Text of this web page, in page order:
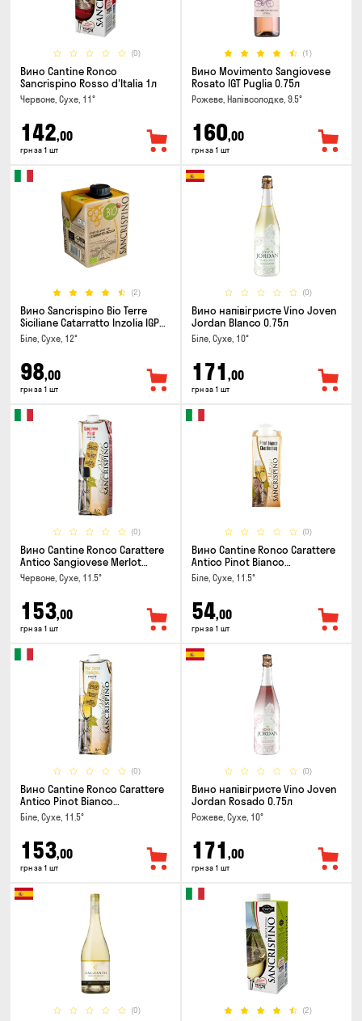
(0)
Вино Cantine Ronco
Sancrispino Rosso d'Italia 1л
Червоне, Сухе, 11°
142,00
грн за 1 шт
(1)
Вино Movimento Sangiovese
Rosato IGT Puglia 0.75л
Рожеве, Напівсолодке, 9.5°
160,00
грн за 1 шт
(2)
Вино Sancrispino Bio Terre
Siciliane Catarratto Inzolia IGP
0.5л
Біле, Сухе, 12°
98,00
грн за 1 шт
(0)
Вино напівігристе Vino Joven
Jordan Blanco 0.75л
Біле, Сухе, 10°
171 ,00
грн за 1 шт
(0)
Вино Cantine Ronco Carattere
Antico Sangiovese Merlot
Rubicone IGT 1л
Червоне, Сухе, 11.5°
153,00
грн за 1 шт
(0)
Вино Cantine Ronco Carattere
Antico Pinot Bianco
Chardonnay Rubicone IGT 0.25л
Біле, Сухе, 11.5°
54,00
грн за 1 шт
(0)
Вино Cantine Ronco Carattere
Antico Pinot Bianco
Chardonnay Rubicone IGT 1л
Біле, Сухе, 11.5°
153,00
грн за 1 шт
(0)
Вино напівігристе Vino Joven
Jordan Rosado 0.75л
Рожеве, Сухе, 10°
171 ,00
грн за 1 шт
(0) (2)